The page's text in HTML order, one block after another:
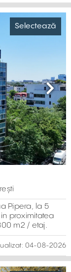
Selectează
Next
Pipera, la 5
proximitatea
m2 / etaj.
04-08-2026